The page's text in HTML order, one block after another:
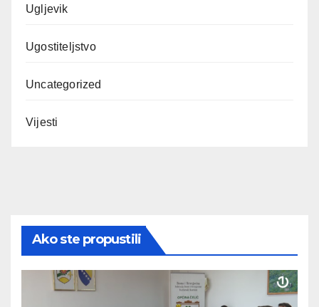
Ugljevik
Ugostiteljstvo
Uncategorized
Vijesti
Ako ste propustili